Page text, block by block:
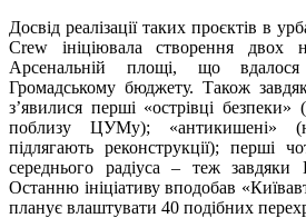
Досвід реалізації таких проєктів в
Crew ініціювала створення двох
Арсенальній площі, що вдалося
Громадському бюджету. Також
з’явилися перші «острівці
поблизу ЦУМу); «антикишені»
підлягають реконструкції); перші
середнього радіуса – теж завдяки
Останню ініціативу вподобав
планує влаштувати 40 подібних